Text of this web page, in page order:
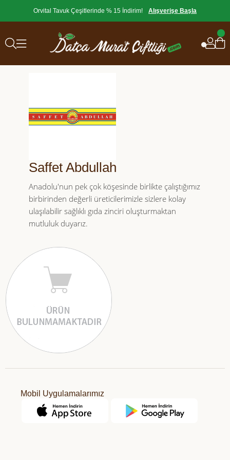
Orvital Tavuk Çeşitlerinde % 15 İndirim! Alışverişe Başla
Saffet Abdullah
Anadolu'nun pek çok köşesinde birlikte çalıştığımız
birbirinden değerli üreticilerimizle sizlere kolay
ulaşılabilir sağlıklı gıda zinciri oluşturmaktan
mutluluk duyarız.
Mobil Uygulamalarımız